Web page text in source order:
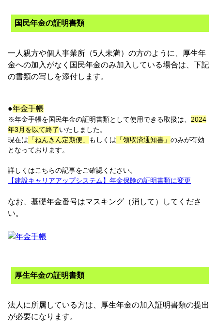
国民年金の証明書類
一人親方や個人事業所（5人未満）の方のように、厚生年
金への加入がなく国民年金のみ加入している場合は、下記
の書類の写しを添付します。
●年金手帳
※年金手帳を国民年金の証明書類として使用できる取扱は、 2024
年3月を以て終了いたしました。
現在は 「ねんきん定期便」 もしくは 「領収済通知書」 のみが有効
となっております。
詳しくはこちらの記事をご確認ください。
【建設キャリアアップシステム】年金保険の証明書類に変更
なお、基礎年金番号はマスキング（消して）してくださ
い。
厚生年金の証明書類
法人に所属している方は、厚生年金の加入証明書類の提出
が必要になります。